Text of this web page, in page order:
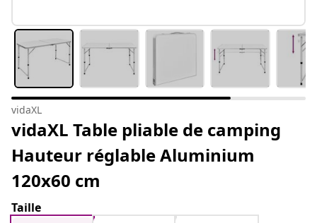
vidaXL
vidaXL Table pliable de camping
Hauteur réglable Aluminium
120x60 cm
Taille